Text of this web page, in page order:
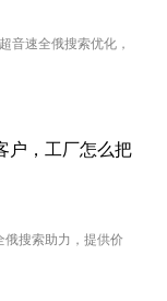
音速全俄搜索优化，
户，工厂怎么把
俄搜索助力，提供价